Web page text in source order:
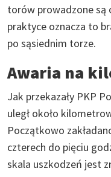
torów prowadzone są
praktyce oznacza to
po sąsiednim torze.
Awaria na
Jak przekazały PKP
uległ około
Początkowo
czterech do pięciu
skala uszkodzeń jest